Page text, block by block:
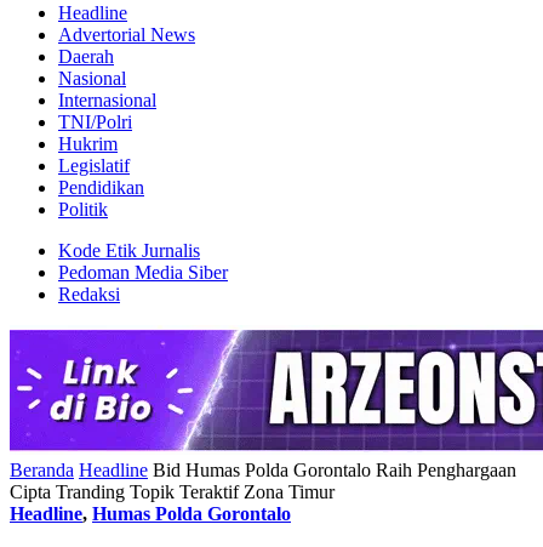
Headline
Advertorial News
Daerah
Nasional
Internasional
TNI/Polri
Hukrim
Legislatif
Pendidikan
Politik
Kode Etik Jurnalis
Pedoman Media Siber
Redaksi
Beranda Headline Bid Humas Polda Gorontalo Raih Penghargaan
Cipta Tranding Topik Teraktif Zona Timur
Headline, Humas Polda Gorontalo